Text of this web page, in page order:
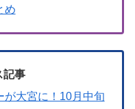
め
記事
が大宮に！10月中旬